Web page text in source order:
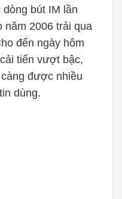
bút IM lần
năm 2006 trải qua
đến ngày hôm
tiến vượt bậc,
được nhiều
dùng.